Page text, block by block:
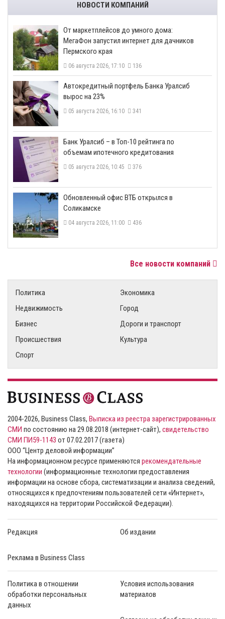
НОВОСТИ КОМПАНИЙ
От маркетплейсов до умного дома:
МегаФон запустил интернет для дачников
Пермского края
06 августа 2026, 17:10 136
​Автокредитный портфель Банка Уралсиб
вырос на 23%
05 августа 2026, 16:10 341
​Банк Уралсиб – в Топ-10 рейтинга по
объемам ипотечного кредитования
05 августа 2026, 10:45 376
​Обновленный офис ВТБ открылся в
Соликамске
04 августа 2026, 11:00 436
Все новости компаний
Политика
Экономика
Недвижимость
Город
Бизнес
Дороги и транспорт
Происшествия
Культура
Спорт
2004-2026, Business Class, Выписка из реестра зарегистрированных
СМИ по состоянию на 29.08.2018 (интернет-сайт), свидетельство
СМИ ПИ59-1143 от 07.02.2017 (газета)
ООО “Центр деловой информации”
На информационном ресурсе применяются рекомендательные
технологии (информационные технологии предоставления
информации на основе сбора, систематизации и анализа сведений,
относящихся к предпочтениям пользователей сети «Интернет»,
находящихся на территории Российской Федерации).
Редакция Об издании
Реклама в Business Class
Политика в отношении
обработки персональных
данных
Условия использования
материалов